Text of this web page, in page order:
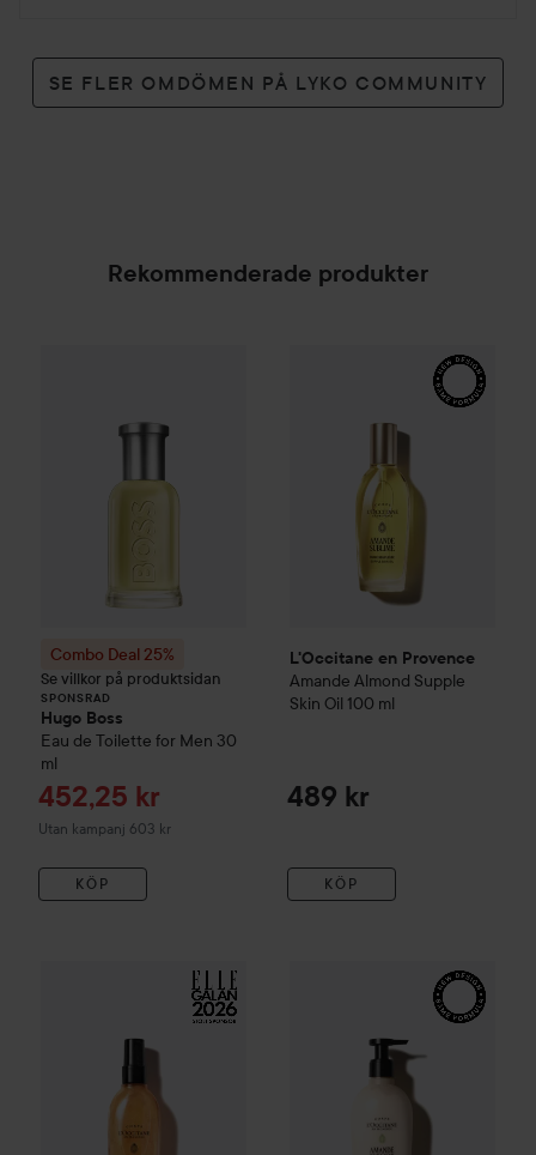
SE FLER OMDÖMEN PÅ LYKO COMMUNITY
Rekommenderade produkter
Combo Deal 25%
Se villkor på produktsidan
SPONSRAD
Hugo Boss
Eau de Toilette for Men 30
ml
Reapris
452,25 kr
Utan kampanj 603 kr
KÖP
Eau de Toilette for
L'Occitane en Provence
Amande Almond Supple
Skin Oil 100 ml
489 kr
KÖP
L'Occitane en Provence
L'Occitane en Provence Almond Shimmering Body
L'Occitane en Provence